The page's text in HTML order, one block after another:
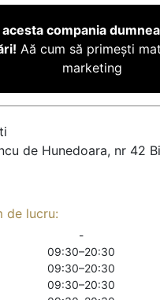
acesta compania
Aă cum să primești
marketing
de Hunedoara, nr 42
de lucru:
-
09:30–20:30
09:30–20:30
09:30–20:30